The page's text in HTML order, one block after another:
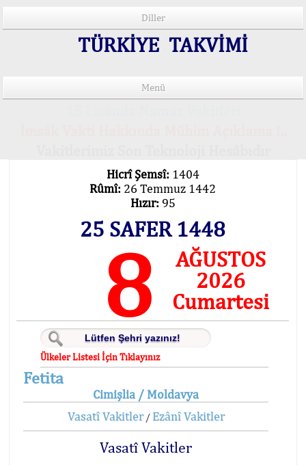
Diller
TÜRKİYE TAKVİMİ
Menü
Hicrî Şemsî: 1404
Rûmî: 26 Temmuz 1442
Hızır: 95
25 SAFER 1448
8
AĞUSTOS
2026
Cumartesi
Ülkeler Listesi İçin Tıklayınız
Fetita
Cimişlia / Moldavya
Vasatî Vakitler/ Ezânî Vakitler
Vasatî Vakitler